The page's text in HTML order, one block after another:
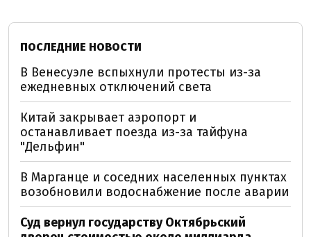
ПОСЛЕДНИЕ НОВОСТИ
В Венесуэле вспыхнули протесты из-за
ежедневных отключений света
Китай закрывает аэропорт и
останавливает поезда из-за тайфуна
"Дельфин"
В Марганце и соседних населенных пунктах
возобновили водоснабжение после аварии
Суд вернул государству Октябрьский